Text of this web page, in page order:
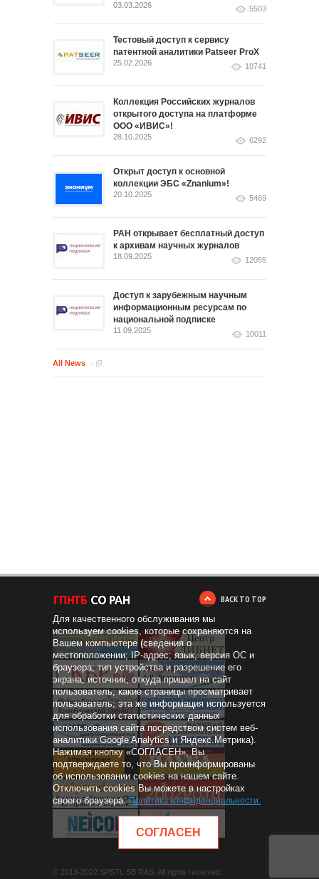
03.03.2026 5503
Тестовый доступ к сервису
патентной аналитики Patseer ProX
25.02.2026 10741
Коллекция Российских журналов
открытого доступа на платформе
ООО «ИВИС»!
28.10.2025 6292
Открыт доступ к основной
коллекции ЭБС «Znanium»!
20.10.2025 5469
РАН открывает бесплатный доступ
к архивам научных журналов
18.09.2025 12055
Доступ к зарубежным научным
информационным ресурсам по
национальной подписке
11.09.2025 10011
All News
BACK TO TOP
Дистанционное
образование
© 2013-2022 SPSTL SB RAS. All rights reserved.
Для качественного обслуживания мы
используем cookies, которые сохраняются на
Вашем компьютере (сведения о
местоположении; IP-адрес; язык, версия ОС и
браузера; тип устройства и разрешение его
экрана; источник, откуда пришел на сайт
пользователь; какие страницы просматривает
пользователь; эта же информация используется
для обработки статистических данных
использования сайта посредством систем веб-
аналитики Google Analytics и Яндекс.Метрика).
Нажимая кнопку «СОГЛАСЕН», Вы
подтверждаете то, что Вы проинформированы
об использовании cookies на нашем сайте.
Отключить cookies Вы можете в настройках
своего браузера.Политика конфиденциальности.
СОГЛАСЕН